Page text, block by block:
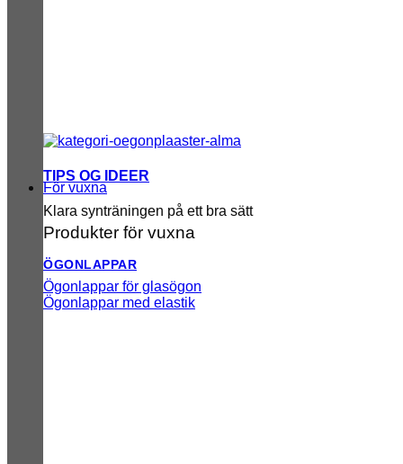
TIPS OG IDEER
Klara synträningen på ett bra sätt
För vuxna
Produkter för vuxna
ÖGONLAPPAR
Ögonlappar för glasögon
Ögonlappar med elastik